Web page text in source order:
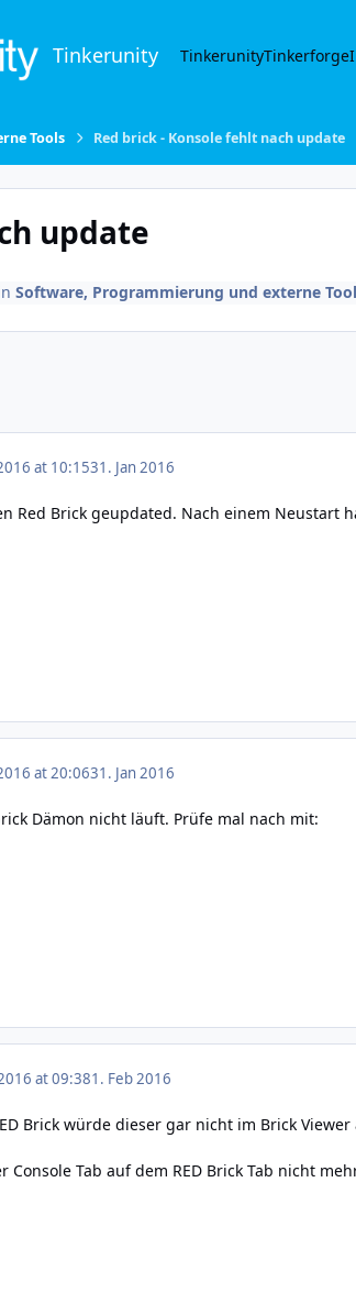
Tinkerunity TinkerunityTinkerforge
Tools Red brick - Konsole fehlt nach update
update
Software, Programmierung und externe
at 10:1531. Jan 2016
Red Brick geupdated. Nach einem Neustart
at 20:0631. Jan 2016
Dämon nicht läuft. Prüfe mal nach mit:
at 09:381. Feb 2016
Brick würde dieser gar nicht im Brick
Console Tab auf dem RED Brick Tab nicht